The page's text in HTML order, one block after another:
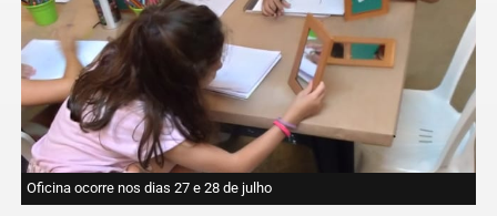
Oficina ocorre nos dias 27 e 28 de julho